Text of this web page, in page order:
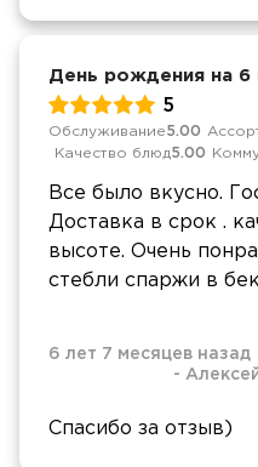
День рождения на 6
5
Обслуживание5.00
Качество блюд5.00
Все было вкусно.
Доставка в срок .
высоте. Очень
стебли спаржи в
6 лет 7 месяцев назад
-
Спасибо за отзыв)